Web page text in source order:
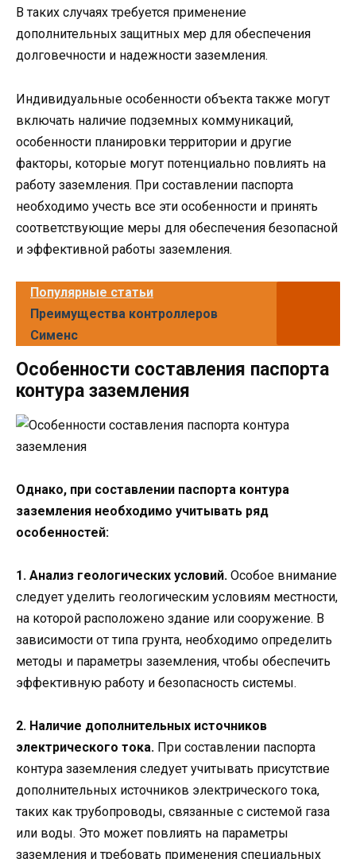
В таких случаях требуется применение
дополнительных защитных мер для обеспечения
долговечности и надежности заземления.
Индивидуальные особенности объекта также могут
включать наличие подземных коммуникаций,
особенности планировки территории и другие
факторы, которые могут потенциально повлиять на
работу заземления. При составлении паспорта
необходимо учесть все эти особенности и принять
соответствующие меры для обеспечения безопасной
и эффективной работы заземления.
Популярные статьи
Преимущества контроллеров
Сименс
Особенности составления паспорта
контура заземления
Однако, при составлении паспорта контура
заземления необходимо учитывать ряд
особенностей:
1. Анализ геологических условий. Особое внимание
следует уделить геологическим условиям местности,
на которой расположено здание или сооружение. В
зависимости от типа грунта, необходимо определить
методы и параметры заземления, чтобы обеспечить
эффективную работу и безопасность системы.
2. Наличие дополнительных источников
электрического тока. При составлении паспорта
контура заземления следует учитывать присутствие
дополнительных источников электрического тока,
таких как трубопроводы, связанные с системой газа
или воды. Это может повлиять на параметры
заземления и требовать применения специальных